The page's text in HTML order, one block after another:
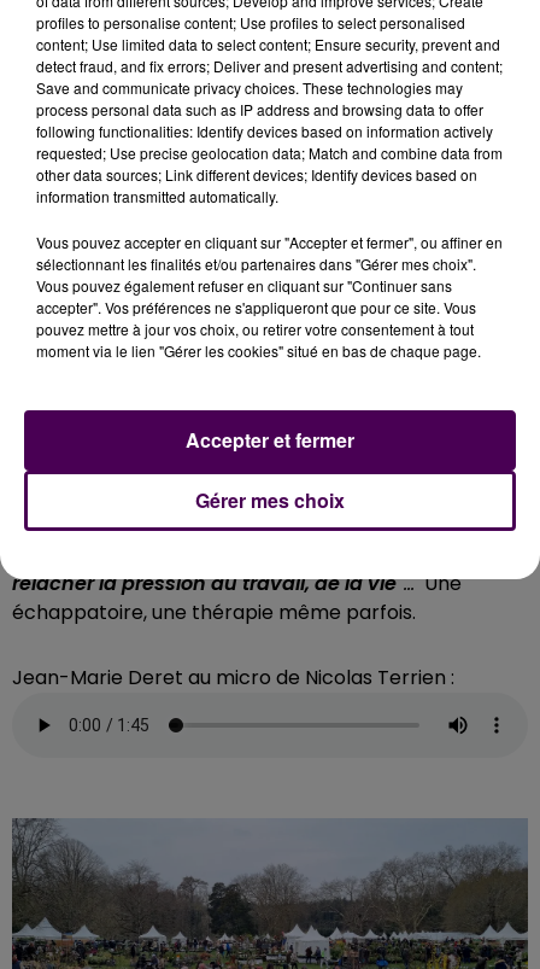
LE POUVOIR DES PLANTES
L’idée, c’est aussi de bénéficier de précieux conseils de
spécialistes, qu’ils soient pépiniéristes, horticulteurs ou
paysagistes. Mais de la théorie à la pratique, il y a
parfois un monde, d’où ces ateliers proposés afin de
cueillir quelques astuces sur la taille, les greffes, ou
pour savoir conjurer le sort et enfin réussir ses
animé par nos membres de la Société d’Horticulture
indique le président de cette
vénérable institution locale qui a fêté ses 140 ans
d’existence en 2024. Jean-Marie Deret poursuit :
"C’est vrai qu’on voit de plus en plus de gens qui
relâcher la pression du travail, de la vie"...Une
échappatoire, une thérapie même parfois.
Jean-Marie Deret au micro de Nicolas Terrien :
profiles to personalise content; Use profiles to select personalised
content; Use limited data to select content; Ensure security, prevent and
detect fraud, and fix errors; Deliver and present advertising and content;
Save and communicate privacy choices. These technologies may
process personal data such as IP address and browsing data to offer
following functionalities: Identify devices based on information actively
requested; Use precise geolocation data; Match and combine data from
other data sources; Link different devices; Identify devices based on
information transmitted automatically.
Vous pouvez accepter en cliquant sur "Accepter et fermer", ou affiner en
sélectionnant les finalités et/ou partenaires dans "Gérer mes choix".
Vous pouvez également refuser en cliquant sur "Continuer sans
accepter". Vos préférences ne s'appliqueront que pour ce site. Vous
pouvez mettre à jour vos choix, ou retirer votre consentement à tout
moment via le lien "Gérer les cookies" situé en bas de chaque page.
Gérer mes choix
Accepter et fermer